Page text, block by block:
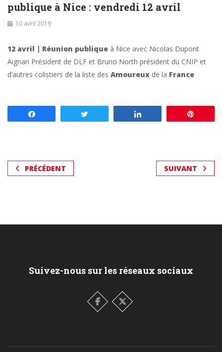
publique à Nice : vendredi 12 avril
10 avril 2019
12 avril | Réunion publique à Nice avec Nicolas Dupont
Aignan Président de DLF et Bruno North président du CNIP et
d’autres colistiers de la liste des Amoureux de la France
PRÉCÉDENT SUIVANT
Suivez-nous sur les réseaux sociaux